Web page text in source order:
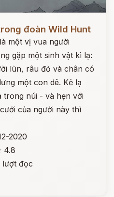
đoàn Wild Hunt
một vị vua người
gặp một sinh vật kì lạ:
lùn, râu đỏ và chân có
một con dê. Kẻ lạ
trong núi - và hẹn với
của người này thì
2020
4.8
lượt đọc